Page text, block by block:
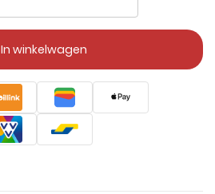
winkelwagen